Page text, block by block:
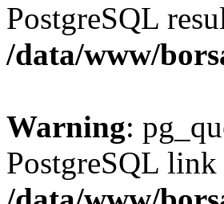
PostgreSQL
/data/www/
Warning:
PostgreSQL link